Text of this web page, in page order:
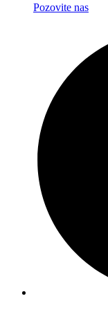
Pozovite nas